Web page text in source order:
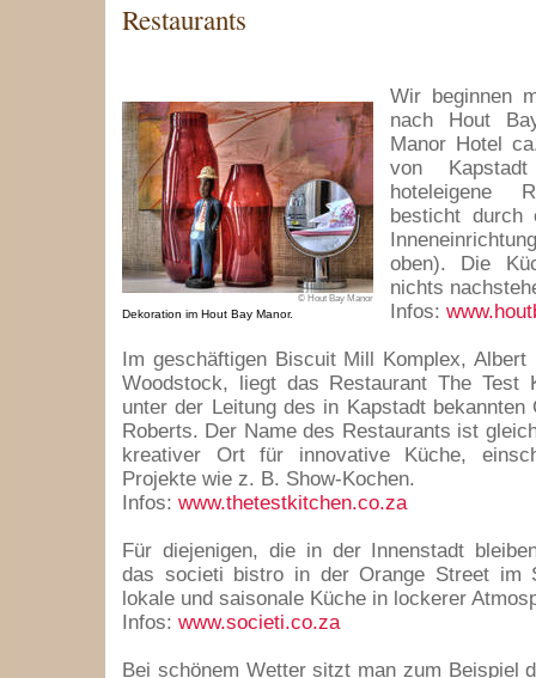
Restaurants
© Hout Bay Manor
Dekoration im Hout Bay Manor.
Wir beginnen
nach Hout
Manor Hotel
von
hoteleigene
besticht durch
oben). Die
nichts
Infos:
Im geschäftigen Biscuit Mill Komplex, Albert
Woodstock, liegt das Restaurant The Test
unter der Leitung des in Kapstadt bekannten
Roberts. Der Name des Restaurants ist
kreativer Ort für innovative Küche,
Projekte wie z. B. Show-Kochen.
Infos: www.thetestkitchen.co.za
Für diejenigen, die in der Innenstadt
das societi bistro in der Orange Street im
lokale und saisonale Küche in lockerer
Infos: www.societi.co.za
Bei schönem Wetter sitzt man zum Beispiel